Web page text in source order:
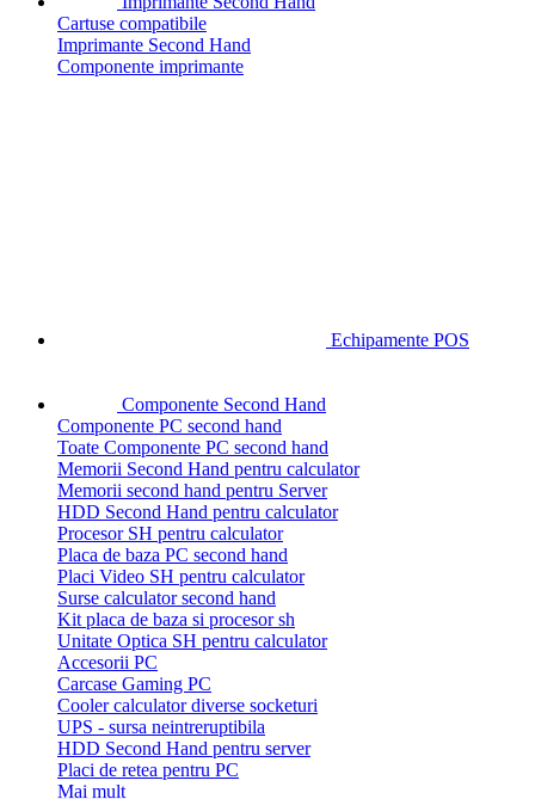
Cartuse compatibile
Imprimante Second Hand
Componente imprimante
Echipamente POS
Componente Second Hand
Componente PC second hand
Toate Componente PC second hand
Memorii Second Hand pentru calculator
Memorii second hand pentru Server
HDD Second Hand pentru calculator
Procesor SH pentru calculator
Placa de baza PC second hand
Placi Video SH pentru calculator
Surse calculator second hand
Kit placa de baza si procesor sh
Unitate Optica SH pentru calculator
Accesorii PC
Carcase Gaming PC
Cooler calculator diverse socketuri
UPS - sursa neintreruptibila
HDD Second Hand pentru server
Placi de retea pentru PC
Mai mult